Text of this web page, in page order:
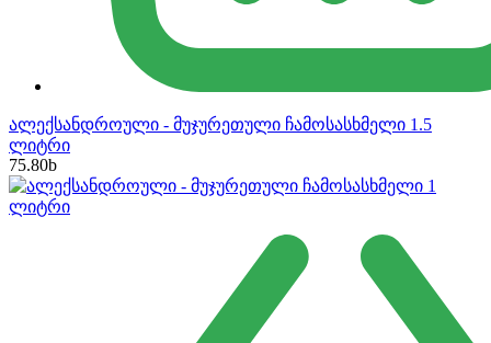
ალექსანდროული - მუჯურეთული ჩამოსასხმელი 1.5
ლიტრი
75.80b